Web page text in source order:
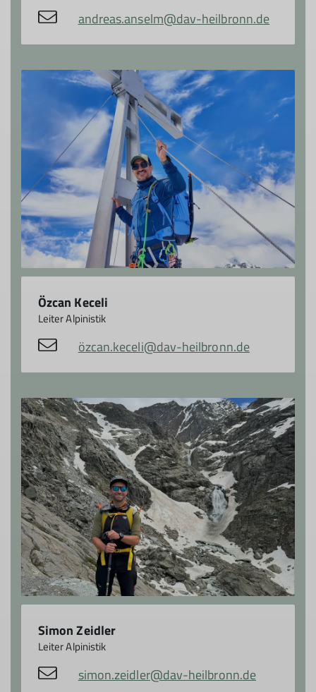
andreas.anselm@dav-heilbronn.de
Özcan Keceli
Leiter Alpinistik
özcan.keceli@dav-heilbronn.de
Simon Zeidler
Leiter Alpinistik
simon.zeidler@dav-heilbronn.de